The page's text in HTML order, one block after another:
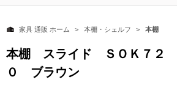
家具 通販 ホーム 本棚・シェルフ 本棚
本棚 スライド ＳＯＫ７２
０ ブラウン